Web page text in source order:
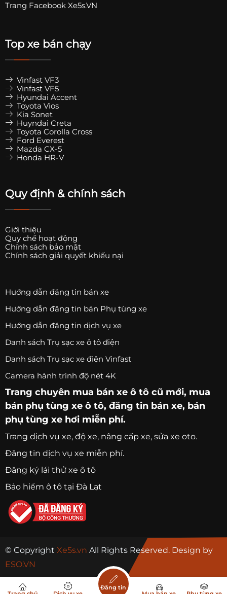
Trang Facebook Xe5s.VN
Top xe bán chạy
Vinfast VF3
Vinfast VF5
Hyundai Accent
Toyota Vios
Kia Sonet
Huyndai Creta
Toyota Corolla Cross
Ford Everest
Mazda CX-5
Honda HR-V
Quy định & chính sách
Giới thiệu
Quy chế hoạt động
Chính sách bảo mật
Chính sách giải quyết khiếu nại
Hướng dẫn đăng tin bán xe
Hướng dẫn đăng tin bán Phụ tùng xe
Hướng dẫn đăng tin dịch vụ xe
Danh sách Trụ sạc xe ô tô điện
Danh sách Trụ sạc xe điện Vinfast
Camera hành trình độ nét 4K
Trang chuyên mua bán xe ô tô cũ mới, mua
bán phụ tùng xe ô tô, đăng tin bán xe, bán
phụ tùng xe hơi miễn phí.
Trang dịch vụ xe, độ xe, nâng cấp xe, sửa xe oto.
Đăng tin dịch vụ xe miễn phí.
Đăng ký lái thử xe ô tô
Bảo hiểm ô tô tại Đà Lạt
© Copyright Xe5s.vn All Rights Reserved. Design by
ESO.VN
Đăng tin